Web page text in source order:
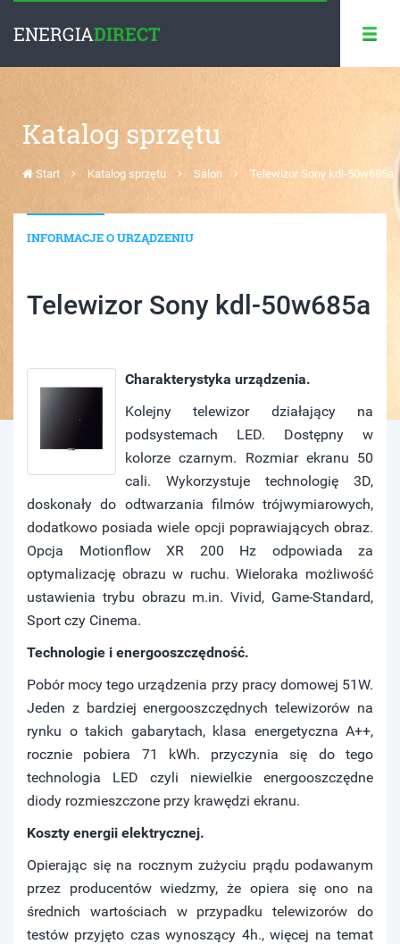
ENERGIADIRECT
Katalog sprzętu
Start Katalog sprzętu Salon Telewizor Sony kdl-50w685a
INFORMACJE O URZĄDZENIU
Telewizor Sony kdl-50w685a
Charakterystyka urządzenia.
Kolejny telewizor działający na
podsystemach LED. Dostępny w
kolorze czarnym. Rozmiar ekranu 50
cali. Wykorzystuje technologię 3D,
doskonały do odtwarzania filmów trójwymiarowych,
dodatkowo posiada wiele opcji poprawiających obraz.
Opcja Motionflow XR 200 Hz odpowiada za
optymalizację obrazu w ruchu. Wieloraka możliwość
ustawienia trybu obrazu m.in. Vivid, Game-Standard,
Sport czy Cinema.
Technologie i energooszczędność.
Pobór mocy tego urządzenia przy pracy domowej 51W.
Jeden z bardziej energooszczędnych telewizorów na
rynku o takich gabarytach, klasa energetyczna A++,
rocznie pobiera 71 kWh. przyczynia się do tego
technologia LED czyli niewielkie energooszczędne
diody rozmieszczone przy krawędzi ekranu.
Koszty energii elektrycznej.
Opierając się na rocznym zużyciu prądu podawanym
przez producentów wiedzmy, że opiera się ono na
średnich wartościach w przypadku telewizorów do
testów przyjęto czas wynoszący 4h., więcej na temat